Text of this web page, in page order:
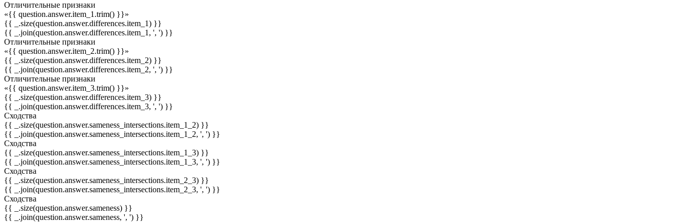
Отличительные признаки
«{{ question.answer.item_1.trim() }}»
{{ _.size(question.answer.differences.item_1) }}
{{ _.join(question.answer.differences.item_1, ', ') }}
Отличительные признаки
«{{ question.answer.item_2.trim() }}»
{{ _.size(question.answer.differences.item_2) }}
{{ _.join(question.answer.differences.item_2, ', ') }}
Отличительные признаки
«{{ question.answer.item_3.trim() }}»
{{ _.size(question.answer.differences.item_3) }}
{{ _.join(question.answer.differences.item_3, ', ') }}
Сходства
{{ _.size(question.answer.sameness_intersections.item_1_2) }}
{{ _.join(question.answer.sameness_intersections.item_1_2, ', ') }}
Сходства
{{ _.size(question.answer.sameness_intersections.item_1_3) }}
{{ _.join(question.answer.sameness_intersections.item_1_3, ', ') }}
Сходства
{{ _.size(question.answer.sameness_intersections.item_2_3) }}
{{ _.join(question.answer.sameness_intersections.item_2_3, ', ') }}
Сходства
{{ _.size(question.answer.sameness) }}
{{ _.join(question.answer.sameness, ', ') }}